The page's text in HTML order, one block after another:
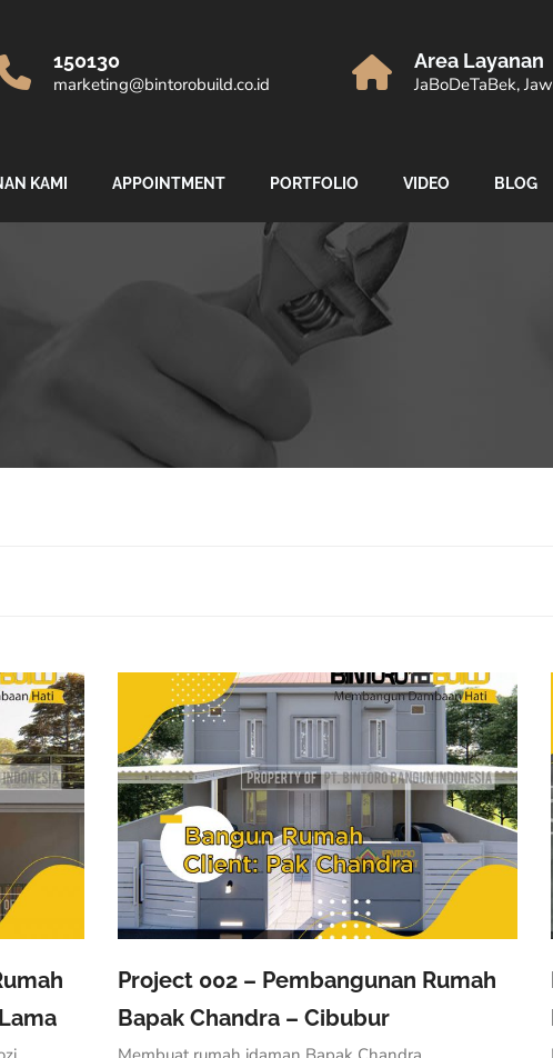
150130
marketing@bintorobuild.co.id
Area Layanan
JaBoDeTaBek,
KAMI APPOINTMENT PORTFOLIO VIDEO BLOG
Project 002 – Pembangunan Rumah
Bapak Chandra – Cibubur